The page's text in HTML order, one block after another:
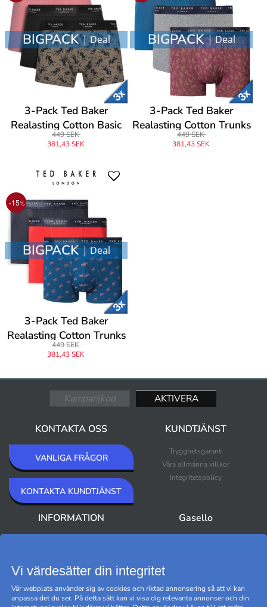
BIGPACK| Deal
3-Pack Ted Baker
Realasting Cotton Basic
Trunks
449 SEK
381,43 SEK
BIGPACK| Deal
3-Pack Ted Baker
Realasting Cotton Trunks
449 SEK
381,43 SEK
-15%
BIGPACK| Deal
3-Pack Ted Baker
Realasting Cotton Trunks
449 SEK
381,43 SEK
KONTAKTA OSS
VANLIGA FRÅGOR
KONTAKTA KUNDTJÄNST
KUNDTJÄNST
Trygghetsgaranti
Våra allmänna villkor
Integritetspolicy
INFORMATION Gasello
Black Friday
Vi värdesätter din integritet
Vår webplats använder sig av cookies och riktad annonsering så att vi kan
anpassa det du ser. På detta sätt kan vi visa dig relevanta annonser och din